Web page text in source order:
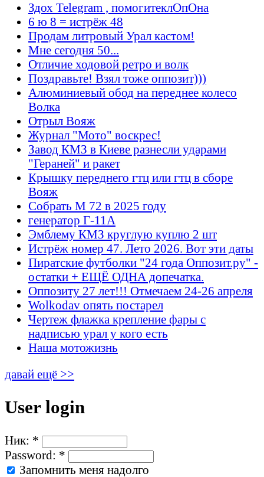
Здох Telegram , помогитеклОпОна
6 ю 8 = истрёж 48
Продам литровый Урал кастом!
Мне сегодня 50...
Отличие ходовой ретро и волк
Поздравьте! Взял тоже оппозит)))
Алюминиевый обод на переднее колесо
Волка
Отрыл Вояж
Журнал "Мото" воскрес!
Завод КМЗ в Киеве разнесли ударами
"Гераней" и ракет
Крышку переднего гтц или гтц в сборе
Вояж
Собрать М 72 в 2025 году
генератор Г-11А
Эмблему КМЗ круглую куплю 2 шт
Истрёж номер 47. Лето 2026. Вот эти даты
Пиратские футболки "24 года Оппозит.ру" -
остатки + ЕЩЁ ОДНА допечатка.
Оппозиту 27 лет!!! Отмечаем 24-26 апреля
Wolkodav опять постарел
Чертеж флажка крепление фары с
надписью урал у кого есть
Наша мотожизнь
давай ещё >>
User login
Ник: *
Password: *
Запомнить меня надолго